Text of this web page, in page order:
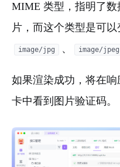
MIME 类型，指明了数
片，而这个类型是可
image/jpg 、 image/jpeg
如果渲染成功，将在响
卡中看到图片验证码。